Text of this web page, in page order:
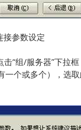
接参数设定
“组/服务器”下拉
个或多个），选